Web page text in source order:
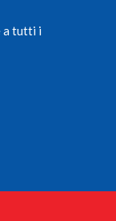
a tutti i